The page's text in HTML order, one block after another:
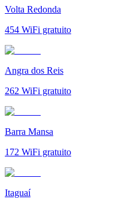
Volta Redonda
454 WiFi gratuito
Angra dos Reis
262 WiFi gratuito
Barra Mansa
172 WiFi gratuito
Itaguaí